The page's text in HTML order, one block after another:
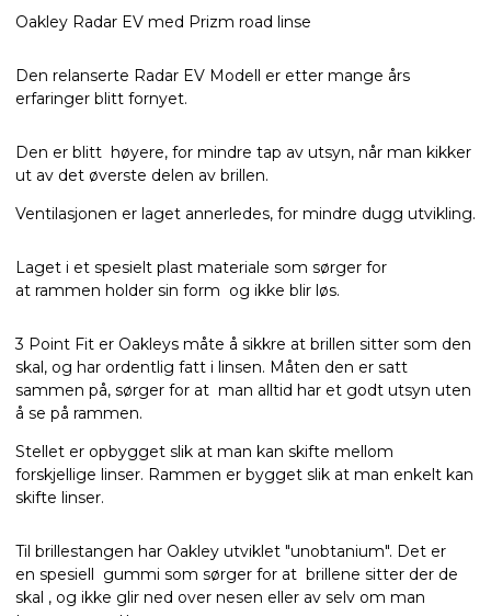
Oakley Radar EV med Prizm road linse
Den relanserte Radar EV Modell er etter mange års
erfaringer blitt fornyet.
Den er blitt høyere, for mindre tap av utsyn, når man kikker
ut av det øverste delen av brillen.
Ventilasjonen er laget annerledes, for mindre dugg utvikling.
Laget i et spesielt plast materiale som sørger for
at rammen holder sin form og ikke blir løs.
3 Point Fit er Oakleys måte å sikkre at brillen sitter som den
skal, og har ordentlig fatt i linsen. Måten den er satt
sammen på, sørger for at man alltid har et godt utsyn uten
å se på rammen.
Stellet er opbygget slik at man kan skifte mellom
forskjellige linser. Rammen er bygget slik at man enkelt kan
skifte linser.
Til brillestangen har Oakley utviklet "unobtanium". Det er
en spesiell gummi som sørger for at brillene sitter der de
skal , og ikke glir ned over nesen eller av selv om man